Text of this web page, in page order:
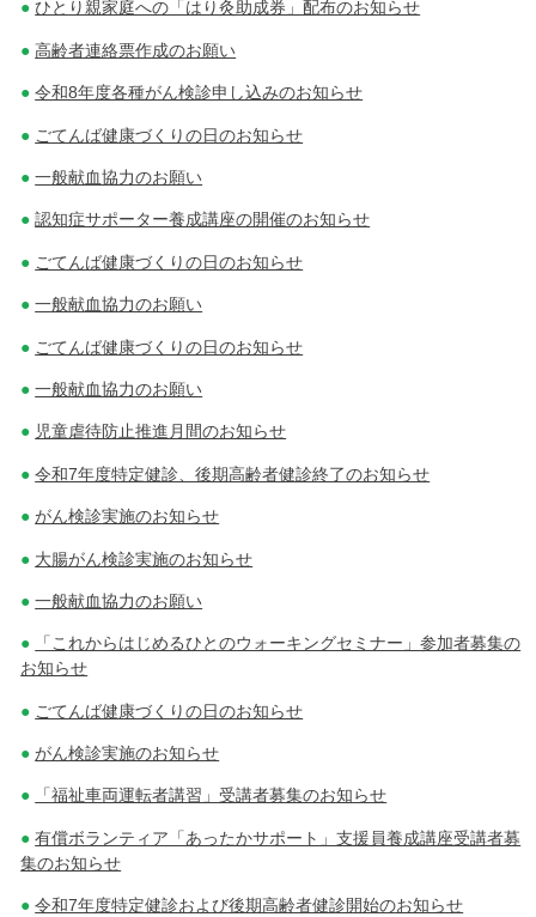
ひとり親家庭への「はり灸助成券」配布のお知らせ
高齢者連絡票作成のお願い
令和8年度各種がん検診申し込みのお知らせ
ごてんば健康づくりの日のお知らせ
一般献血協力のお願い
認知症サポーター養成講座の開催のお知らせ
ごてんば健康づくりの日のお知らせ
一般献血協力のお願い
ごてんば健康づくりの日のお知らせ
一般献血協力のお願い
児童虐待防止推進月間のお知らせ
令和7年度特定健診、後期高齢者健診終了のお知らせ
がん検診実施のお知らせ
大腸がん検診実施のお知らせ
一般献血協力のお願い
「これからはじめるひとのウォーキングセミナー」参加者募集の
お知らせ
ごてんば健康づくりの日のお知らせ
がん検診実施のお知らせ
「福祉車両運転者講習」受講者募集のお知らせ
有償ボランティア「あったかサポート」支援員養成講座受講者募
集のお知らせ
令和7年度特定健診および後期高齢者健診開始のお知らせ